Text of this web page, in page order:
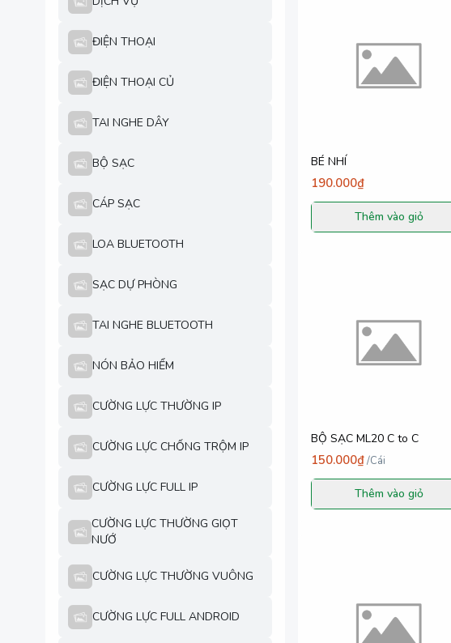
ĐIỆN THOẠI
ĐIỆN THOẠI CỦ
TAI NGHE DÂY
BỘ SẠC
CÁP SẠC
LOA BLUETOOTH
SẠC DỰ PHÒNG
TAI NGHE BLUETOOTH
NÓN BẢO HIỂM
CƯỜNG LỰC THƯỜNG IP
CƯỜNG LỰC CHỐNG TRỘM IP
CƯỜNG LỰC FULL IP
CƯỜNG LỰC THƯỜNG GIỌT
NƯỚ
CƯỜNG LỰC THƯỜNG VUÔNG
CƯỜNG LỰC FULL ANDROID
BÉ NHÍ
190.000₫
Thêm vào giỏ
BỘ SẠC ML20 C to C
150.000₫/Cái
Thêm vào giỏ